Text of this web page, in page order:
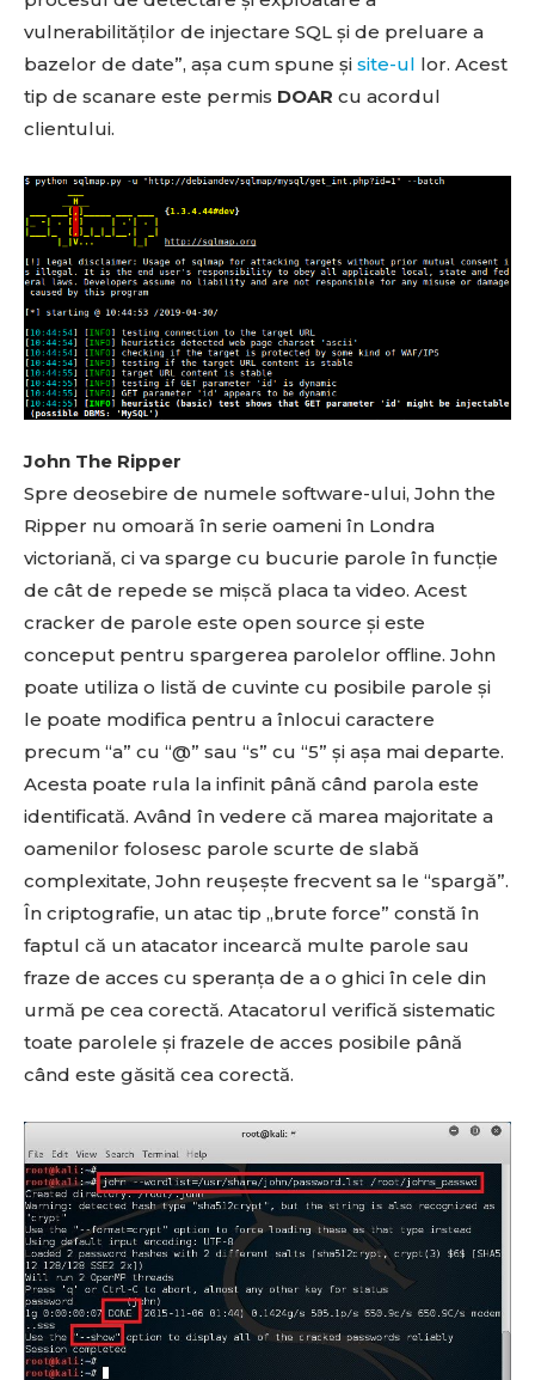
vulnerabilităților de injectare SQL și de preluare a
bazelor de date”, așa cum spune și site-ul lor. Acest
tip de scanare este permis DOAR cu acordul
clientului.
John The Ripper
Spre deosebire de numele software-ului, John the
Ripper nu omoară în serie oameni în Londra
victoriană, ci va sparge cu bucurie parole în funcție
de cât de repede se mișcă placa ta video. Acest
cracker de parole este open source și este
conceput pentru spargerea parolelor offline. John
poate utiliza o listă de cuvinte cu posibile parole și
le poate modifica pentru a înlocui caractere
precum “a” cu “@” sau “s” cu “5” și așa mai departe.
Acesta poate rula la infinit până când parola este
identificată. Având în vedere că marea majoritate a
oamenilor folosesc parole scurte de slabă
complexitate, John reușește frecvent sa le “spargă”.
În criptografie, un atac tip „brute force” constă în
faptul că un atacator incearcă multe parole sau
fraze de acces cu speranța de a o ghici în cele din
urmă pe cea corectă. Atacatorul verifică sistematic
toate parolele și frazele de acces posibile până
când este găsită cea corectă.